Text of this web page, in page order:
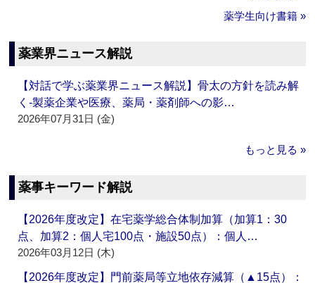
薬学生向け書籍 »
薬業界ニュース解説
【対話で学ぶ薬業界ニュース解説】骨太の方針を読み解
く‐製薬企業や医療、薬局・薬剤師への影…
2026年07月31日 (金)
もっと見る »
薬事キーワード解説
【2026年度改定】在宅薬学総合体制加算（加算1：30
点、加算2：個人宅100点・施設50点）：個人…
2026年03月12日 (木)
【2026年度改定】門前薬局等立地依存減算（▲15点）：